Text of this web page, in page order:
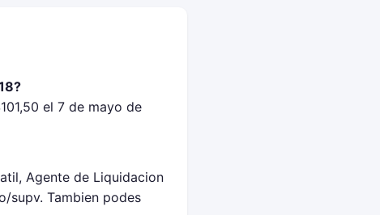
el 7 de mayo de
Agente de Liquidacion
supv. Tambien podes